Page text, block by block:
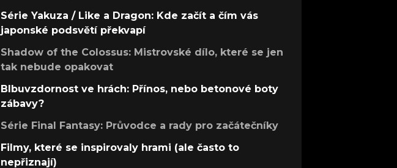
Série Yakuza / Like a Dragon: Kde začít a čím vás
japonské podsvětí překvapí
Shadow of the Colossus: Mistrovské dílo, které se jen
tak nebude opakovat
Blbuvzdornost ve hrách: Přínos, nebo betonové boty
zábavy?
Série Final Fantasy: Průvodce a rady pro začátečníky
Filmy, které se inspirovaly hrami (ale často to
nepřiznají)